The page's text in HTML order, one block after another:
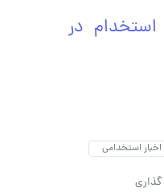
در
اخبار استخدامی